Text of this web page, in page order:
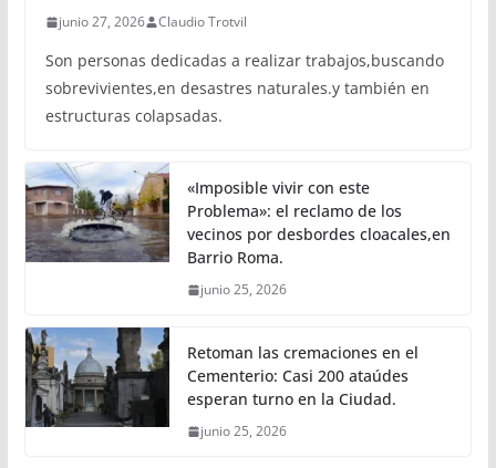
junio 27, 2026 Claudio Trotvil
Son personas dedicadas a realizar trabajos,buscando
sobrevivientes,en desastres naturales.y también en
estructuras colapsadas.
«Imposible vivir con este
Problema»: el reclamo de los
vecinos por desbordes cloacales,en
Barrio Roma.
junio 25, 2026
Retoman las cremaciones en el
Cementerio: Casi 200 ataúdes
esperan turno en la Ciudad.
junio 25, 2026